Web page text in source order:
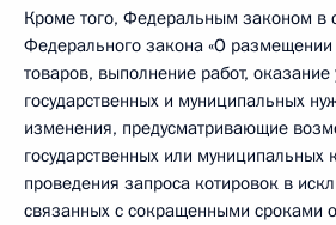
Кроме того, Федеральным законом в
Федерального закона «О размещении
товаров, выполнение работ, оказание
государственных и муниципальных
изменения, предусматривающие
государственных или муниципальных
проведения запроса котировок в
связанных с сокращенными сроками